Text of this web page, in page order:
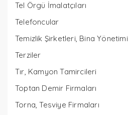
Tel Örgü İmalatçıları
Telefoncular
Temizlik Şirketleri, Bina Yönetimi
Terziler
Tır, Kamyon Tamircileri
Toptan Demir Firmaları
Torna, Tesviye Firmaları